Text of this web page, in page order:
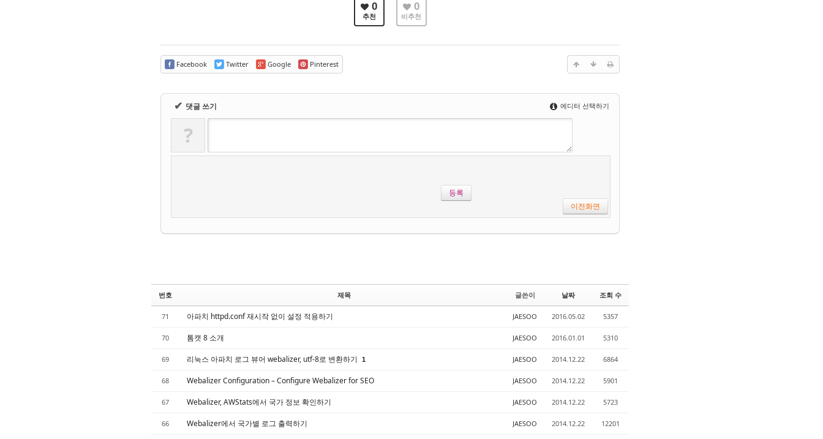
0
추천
0
비추천
Facebook Twitter Google Pinterest
✔ 댓글 쓰기 에디터 선택하기
?
이전화면
번호 제목 글쓴이 날짜 조회 수
71 아파치 httpd.conf 재시작 없이 설정 적용하기 JAESOO 2016.05.02 5357
70 톰캣 8 소개 JAESOO 2016.01.01 5310
69 리눅스 아파치 로그 뷰어 webalizer, utf-8로 변환하기 1 JAESOO 2014.12.22 6864
68 Webalizer Configuration – Configure Webalizer for SEO JAESOO 2014.12.22 5901
67 Webalizer, AWStats에서 국가 정보 확인하기 JAESOO 2014.12.22 5723
66 Webalizer에서 국가별 로그 출력하기 JAESOO 2014.12.22 12201